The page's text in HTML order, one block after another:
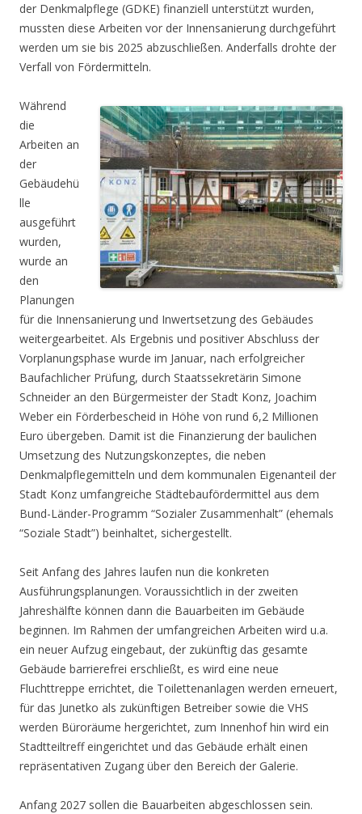
der Denkmalpflege (GDKE) finanziell unterstützt wurden,
mussten diese Arbeiten vor der Innensanierung durchgeführt
werden um sie bis 2025 abzuschließen. Anderfalls drohte der
Verfall von Fördermitteln.
Während
die
Arbeiten an
der
Gebäudehü
lle
ausgeführt
wurden,
wurde an
den
Planungen
für die Innensanierung und Inwertsetzung des Gebäudes
weitergearbeitet. Als Ergebnis und positiver Abschluss der
Vorplanungsphase wurde im Januar, nach erfolgreicher
Baufachlicher Prüfung, durch Staatssekretärin Simone
Schneider an den Bürgermeister der Stadt Konz, Joachim
Weber ein Förderbescheid in Höhe von rund 6,2 Millionen
Euro übergeben. Damit ist die Finanzierung der baulichen
Umsetzung des Nutzungskonzeptes, die neben
Denkmalpflegemitteln und dem kommunalen Eigenanteil der
Stadt Konz umfangreiche Städtebaufördermittel aus dem
Bund-Länder-Programm “Sozialer Zusammenhalt” (ehemals
“Soziale Stadt”) beinhaltet, sichergestellt.
Seit Anfang des Jahres laufen nun die konkreten
Ausführungsplanungen. Voraussichtlich in der zweiten
Jahreshälfte können dann die Bauarbeiten im Gebäude
beginnen. Im Rahmen der umfangreichen Arbeiten wird u.a.
ein neuer Aufzug eingebaut, der zukünftig das gesamte
Gebäude barrierefrei erschließt, es wird eine neue
Fluchttreppe errichtet, die Toilettenanlagen werden erneuert,
für das Junetko als zukünftigen Betreiber sowie die VHS
werden Büroräume hergerichtet, zum Innenhof hin wird ein
Stadtteiltreff eingerichtet und das Gebäude erhält einen
repräsentativen Zugang über den Bereich der Galerie.
Anfang 2027 sollen die Bauarbeiten abgeschlossen sein.